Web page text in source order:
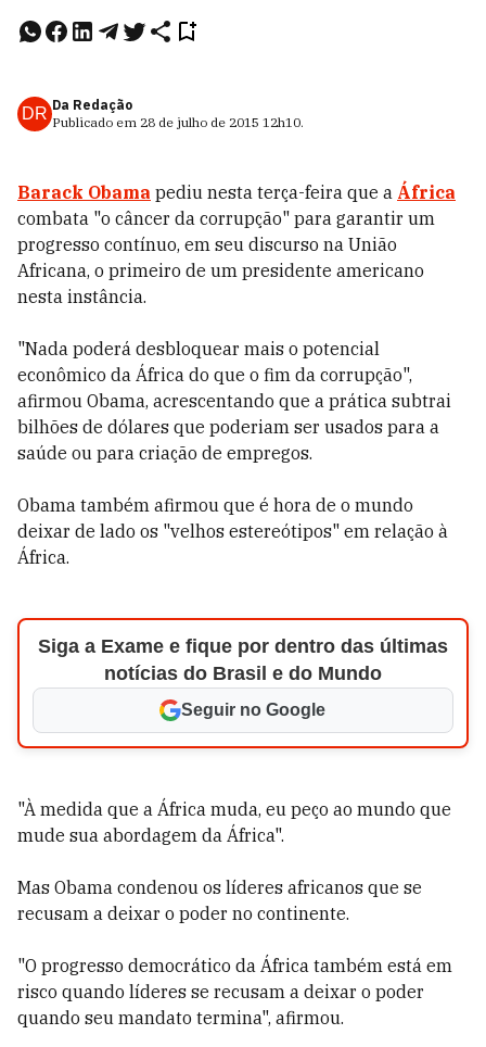
DR Da Redação
Publicado em 28 de julho de 2015 12h10.
Barack Obama pediu nesta terça-feira que a África
combata "o câncer da corrupção" para garantir um
progresso contínuo, em seu discurso na União
Africana, o primeiro de um presidente americano
nesta instância.
"Nada poderá desbloquear mais o potencial
econômico da África do que o fim da corrupção",
afirmou Obama, acrescentando que a prática subtrai
bilhões de dólares que poderiam ser usados para a
saúde ou para criação de empregos.
Obama também afirmou que é hora de o mundo
deixar de lado os "velhos estereótipos" em relação à
África.
Siga a Exame e fique por dentro das últimas
notícias do Brasil e do Mundo
Seguir no Google
"À medida que a África muda, eu peço ao mundo que
mude sua abordagem da África".
Mas Obama condenou os líderes africanos que se
recusam a deixar o poder no continente.
"O progresso democrático da África também está em
risco quando líderes se recusam a deixar o poder
quando seu mandato termina", afirmou.